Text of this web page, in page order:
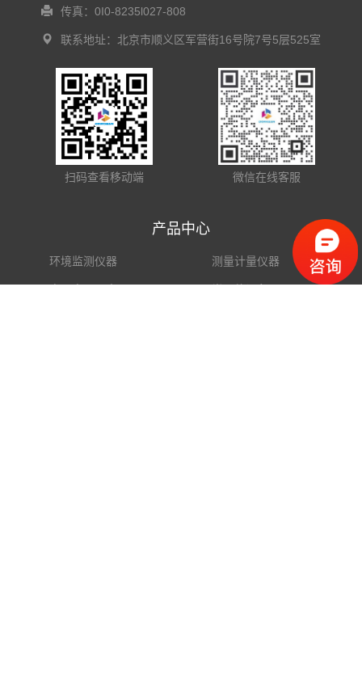
传真：0I0-8235l027-808
联系地址：北京市顺义区军营街16号院7号5层525室
扫码查看移动端 微信在线客服
产品中心
环境监测仪器 测量计量仪器